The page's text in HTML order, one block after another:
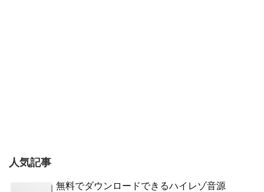
人気記事
無料でダウンロードできるハイレゾ音源